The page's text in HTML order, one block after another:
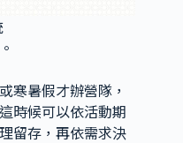
寒暑假才辦營隊，
時候可以依活動期
留存，再依需求決